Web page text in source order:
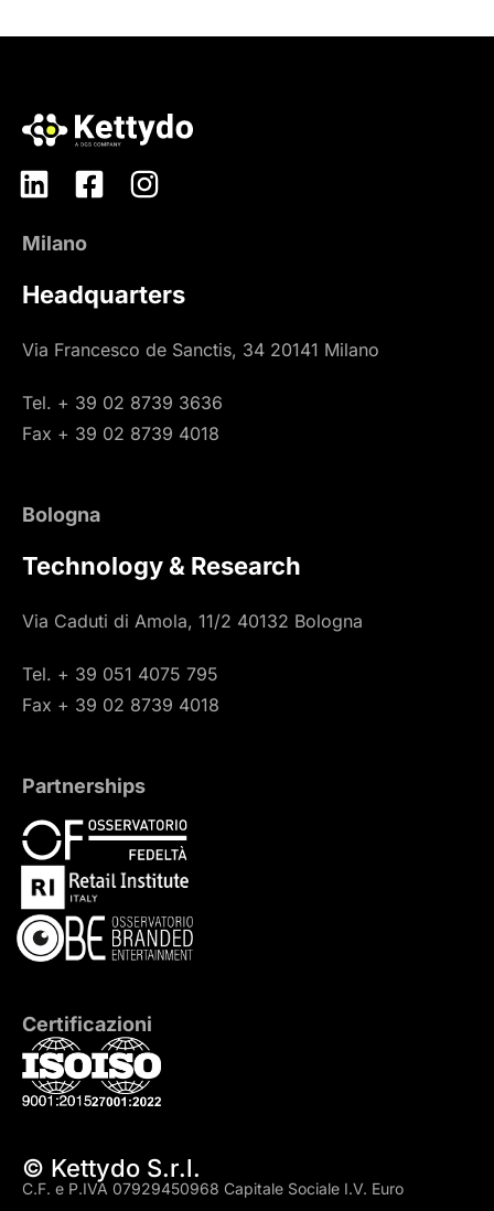
Milano
Headquarters
Via Francesco de Sanctis, 34 20141 Milano
Tel. + 39 02 8739 3636
Fax + 39 02 8739 4018
Bologna
Technology & Research
Via Caduti di Amola, 11/2 40132 Bologna
Tel. + 39 051 4075 795
Fax + 39 02 8739 4018
Partnerships
Certificazioni
© Kettydo S.r.l.
C.F. e P.IVA 07929450968 Capitale Sociale I.V. Euro